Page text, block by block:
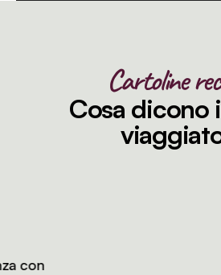
Cartoline
Cosa dicono
con